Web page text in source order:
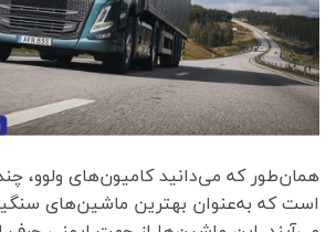
همان‌طور که می‌دانید کامیون‌های ولوو،
است که به‌عنوان بهترین ماشین‌های